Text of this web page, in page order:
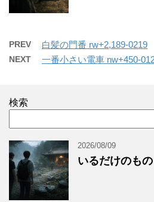
PREV 白髪の門番 rw+2,189-0219
NEXT 一番小さい電車 nw+450-
検索
2026/08/09
いるだけのも